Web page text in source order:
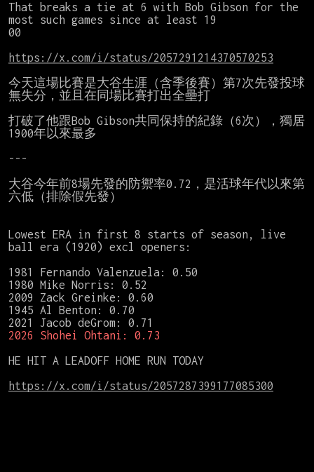
That breaks a tie at 6 with Bob Gibson for the
most such games since at least 19
00
https://x.com/i/status/2057291214370570253
今天這場比賽是大谷生涯（含季後賽）第7次先發投球
無失分，並且在同場比賽打出全壘打
打破了他跟Bob Gibson共同保持的紀錄（6次），獨居
1900年以來最多
---
大谷今年前8場先發的防禦率0.72，是活球年代以來第
六低（排除假先發）
Lowest ERA in first 8 starts of season, live
ball era (1920) excl openers:
1981 Fernando Valenzuela: 0.50
1980 Mike Norris: 0.52
2009 Zack Greinke: 0.60
1945 Al Benton: 0.70
2026 Shohei Ohtani: 0.73
HE HIT A LEADOFF HOME RUN TODAY
https://x.com/i/status/2057287399177085300